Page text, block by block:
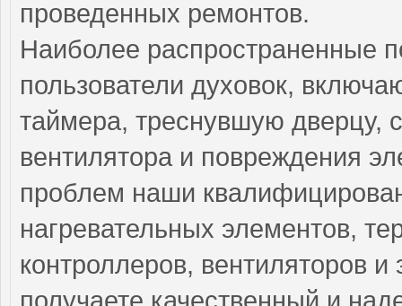
проведенных ремонтов.
Наиболее распространенные
пользователи духовок,
таймера, треснувшую дверцу,
вентилятора и повреждения
проблем наши
нагревательных элементов,
контроллеров, вентиляторов
получаете качественный и